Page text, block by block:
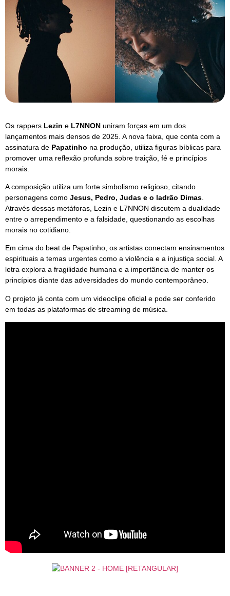
Os rappers Lezin e L7NNON uniram forças em um dos
lançamentos mais densos de 2025. A nova faixa, que conta com a
assinatura de Papatinho na produção, utiliza figuras bíblicas para
promover uma reflexão profunda sobre traição, fé e princípios
morais.
A composição utiliza um forte simbolismo religioso, citando
personagens como Jesus, Pedro, Judas e o ladrão Dimas
Através dessas metáforas, Lezin e L7NNON discutem a dualidade
entre o arrependimento e a falsidade, questionando as escolhas
morais no cotidiano.
Em cima do beat de Papatinho, os artistas conectam ensinamentos
espirituais a temas urgentes como a violência e a injustiça social. A
letra explora a fragilidade humana e a importância de manter os
princípios diante das adversidades do mundo contemporâneo.
O projeto já conta com um videoclipe oficial e pode ser conferido
em todas as plataformas de streaming de música.